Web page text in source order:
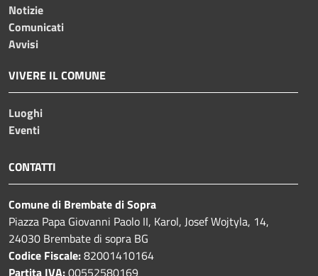
Notizie
Comunicati
Avvisi
VIVERE IL COMUNE
Luoghi
Eventi
CONTATTI
Comune di Brembate di Sopra
Piazza Papa Giovanni Paolo II, Karol, Josef Wojtyla, 14,
24030 Brembate di sopra BG
Codice Fiscale:82001410164
Partita IVA:00552580169